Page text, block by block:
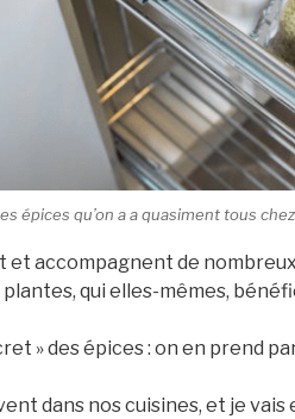
épices qu’on a a quasiment tous
accompagnent de
plantes, qui elles-mêmes,
» des épices : on en prend
dans nos cuisines, et je